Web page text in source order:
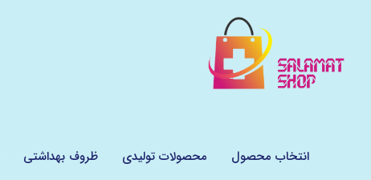
انتخاب محصول محصولات تولیدی ظروف بهداشتی